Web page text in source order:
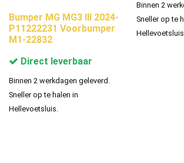
Bumper MG MG3 III 2024-
P11222231 Voorbumper
M1-22832
Direct leverbaar
Binnen 2 werkdagen geleverd.
Sneller op te halen in
Hellevoetsluis.
Binnen 2
Sneller op te